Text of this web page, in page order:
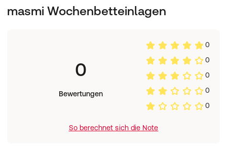
masmi Wochenbetteinlagen
0
Bewertungen
0
0
0
0
0
So berechnet sich die Note